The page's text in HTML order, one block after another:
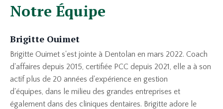
Notre Équipe
Brigitte Ouimet
Brigitte Ouimet s'est jointe à Dentolan en mars 2022. Coach
d'affaires depuis 2015, certifiée PCC depuis 2021, elle a à son
actif plus de 20 années d'expérience en gestion
d'équipes, dans le milieu des grandes entreprises et
également dans des cliniques dentaires. Brigitte adore le